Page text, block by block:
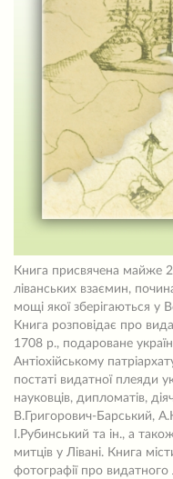
Книга присвячена майже
ліванських взаємин,
мощі якої зберігаються у
Книга розповідає про
1708 р., подароване
Антіохійському
постаті видатної плеяди
науковців, дипломатів,
В.Григорович-Барський,
І.Рубинський та ін., а
митців у Лівані. Книга
фотографії про